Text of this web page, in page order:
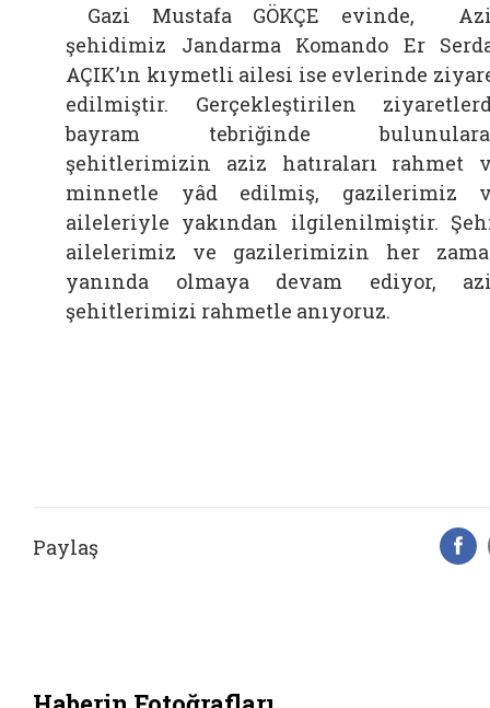
Gazi Mustafa GÖKÇE evinde,
şehidimiz Jandarma Komando Er
AÇIK’ın kıymetli ailesi ise evlerinde
edilmiştir. Gerçekleştirilen
bayram tebriğinde
şehitlerimizin aziz hatıraları rahmet
minnetle yâd edilmiş, gazilerimiz
aileleriyle yakından ilgilenilmiştir.
ailelerimiz ve gazilerimizin her
yanında olmaya devam ediyor,
şehitlerimizi rahmetle anıyoruz.
Paylaş